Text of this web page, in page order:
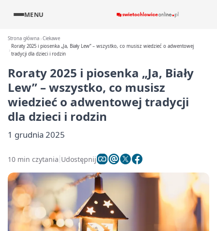
MENU
Strona główna Ciekawe
Roraty 2025 i piosenka „Ja, Biały Lew” – wszystko, co musisz wiedzieć o adwentowej
tradycji dla dzieci i rodzin
Roraty 2025 i piosenka „Ja, Biały
Lew” – wszystko, co musisz
wiedzieć o adwentowej tradycji
dla dzieci i rodzin
1 grudnia 2025
10 min czytania Udostępnij